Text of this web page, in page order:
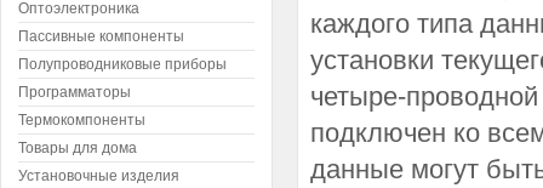
каждого типа
установки
четыре-
подключен ко
данные могут
Оптоэлектроника
Пассивные компоненты
Полупроводниковые приборы
Программаторы
Термокомпоненты
Товары для дома
Установочные изделия